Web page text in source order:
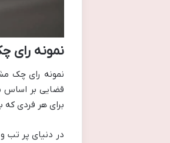
نمونه رای
نمونه رای چک
قضایی بر اساس
برای هر فردی که
در دنیای پر تب